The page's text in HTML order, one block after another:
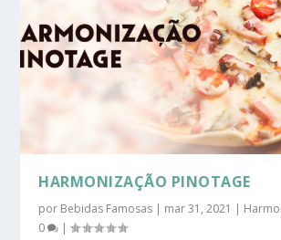
HARMONIZAÇÃO PINOTAGE
por Bebidas Famosas | mar 31, 2021 |
0
|